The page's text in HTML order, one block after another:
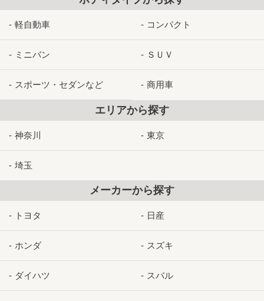
軽自動車 コンパクト
ミニバン ＳＵＶ
スポーツ・セダンなど 商用車
エリアから探す
神奈川 東京
埼玉
メーカーから探す
トヨタ 日産
ホンダ スズキ
ダイハツ スバル